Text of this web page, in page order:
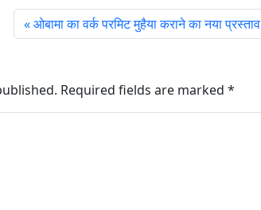
ओबामा का वर्क परमिट मुहैया कराने का नया प्रस्ताव
Required fields are marked *